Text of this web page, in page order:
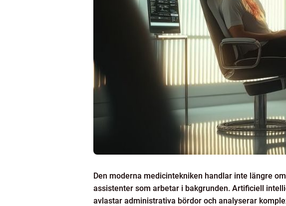
Den moderna medicintekniken handlar inte längre
assistenter som arbetar i bakgrunden. Artificiell
avlastar administrativa bördor och analyserar